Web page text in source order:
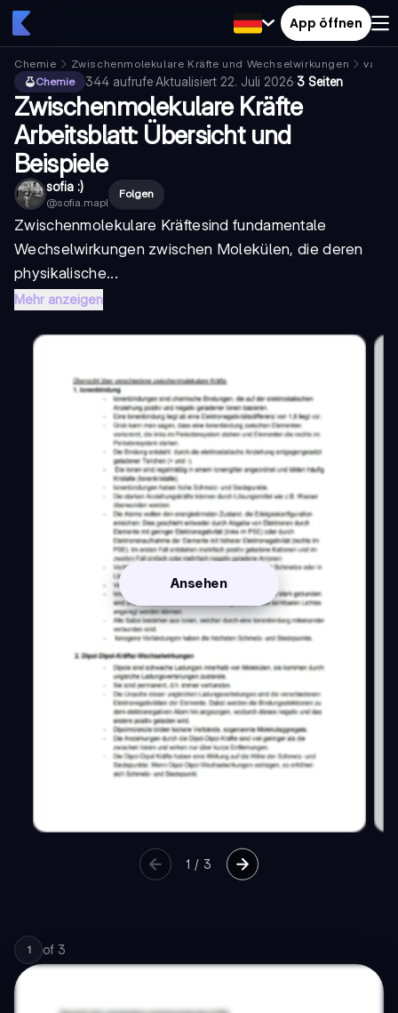
App öffnen
Chemie Zwischenmolekulare Kräfte und Wechselwirkungen
van-
Chemie
344 aufrufe·Aktualisiert 22. Juli 2026·3 Seiten
Zwischenmolekulare Kräfte
Arbeitsblatt: Übersicht und
Beispiele
sofia :)
@sofia.mapl
Folgen
Zwischenmolekulare Kräftesind fundamentale
Wechselwirkungen zwischen Molekülen, die deren
physikalische...
Mehr anzeigen
Ansehen
1 / 3
1 of 3